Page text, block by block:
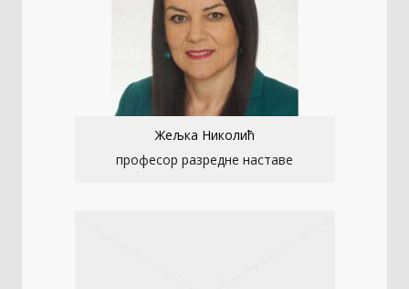
Жељка Николић
професор разредне наставе